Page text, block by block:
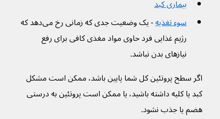
بیماری کبد
سوء تغذیه
- یک وضعیت جدی که زمانی رخ می‌دهد که
رژیم غذایی فرد حاوی مواد مغذی کافی برای رفع
نیازهای بدن نباشد.
اگر سطح پروتئین کل شما پایین باشد، ممکن است مشکل
کبد یا کلیه داشته باشید، یا ممکن است پروتئین به درستی
هضم یا جذب نشود.